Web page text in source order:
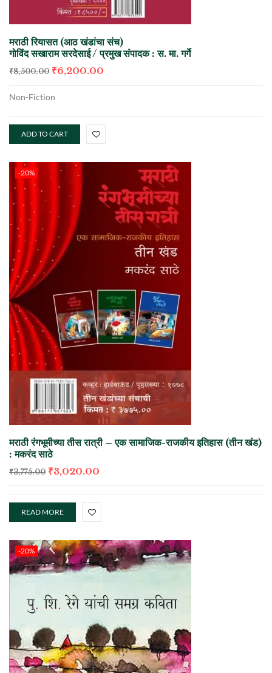
मराठी रियासत (आठ खंडांचा संच)
गोविंद सखाराम सरदेसाई / प्रमुख संपादक : स. मा. गर्गे
₹8,500.00 ₹6,200.00
Non-Fiction
ADD TO CART
-20%
मराठी रंगभूमीच्या तीस रात्री – एक सामाजिक-राजकीय इतिहास (तीन खंड)
: मकरंद साठे
₹3,775.00 ₹3,020.00
READ MORE
-20%